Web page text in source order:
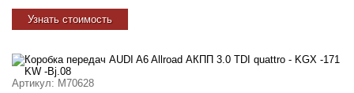
Узнать стоимость
Артикул: M70628